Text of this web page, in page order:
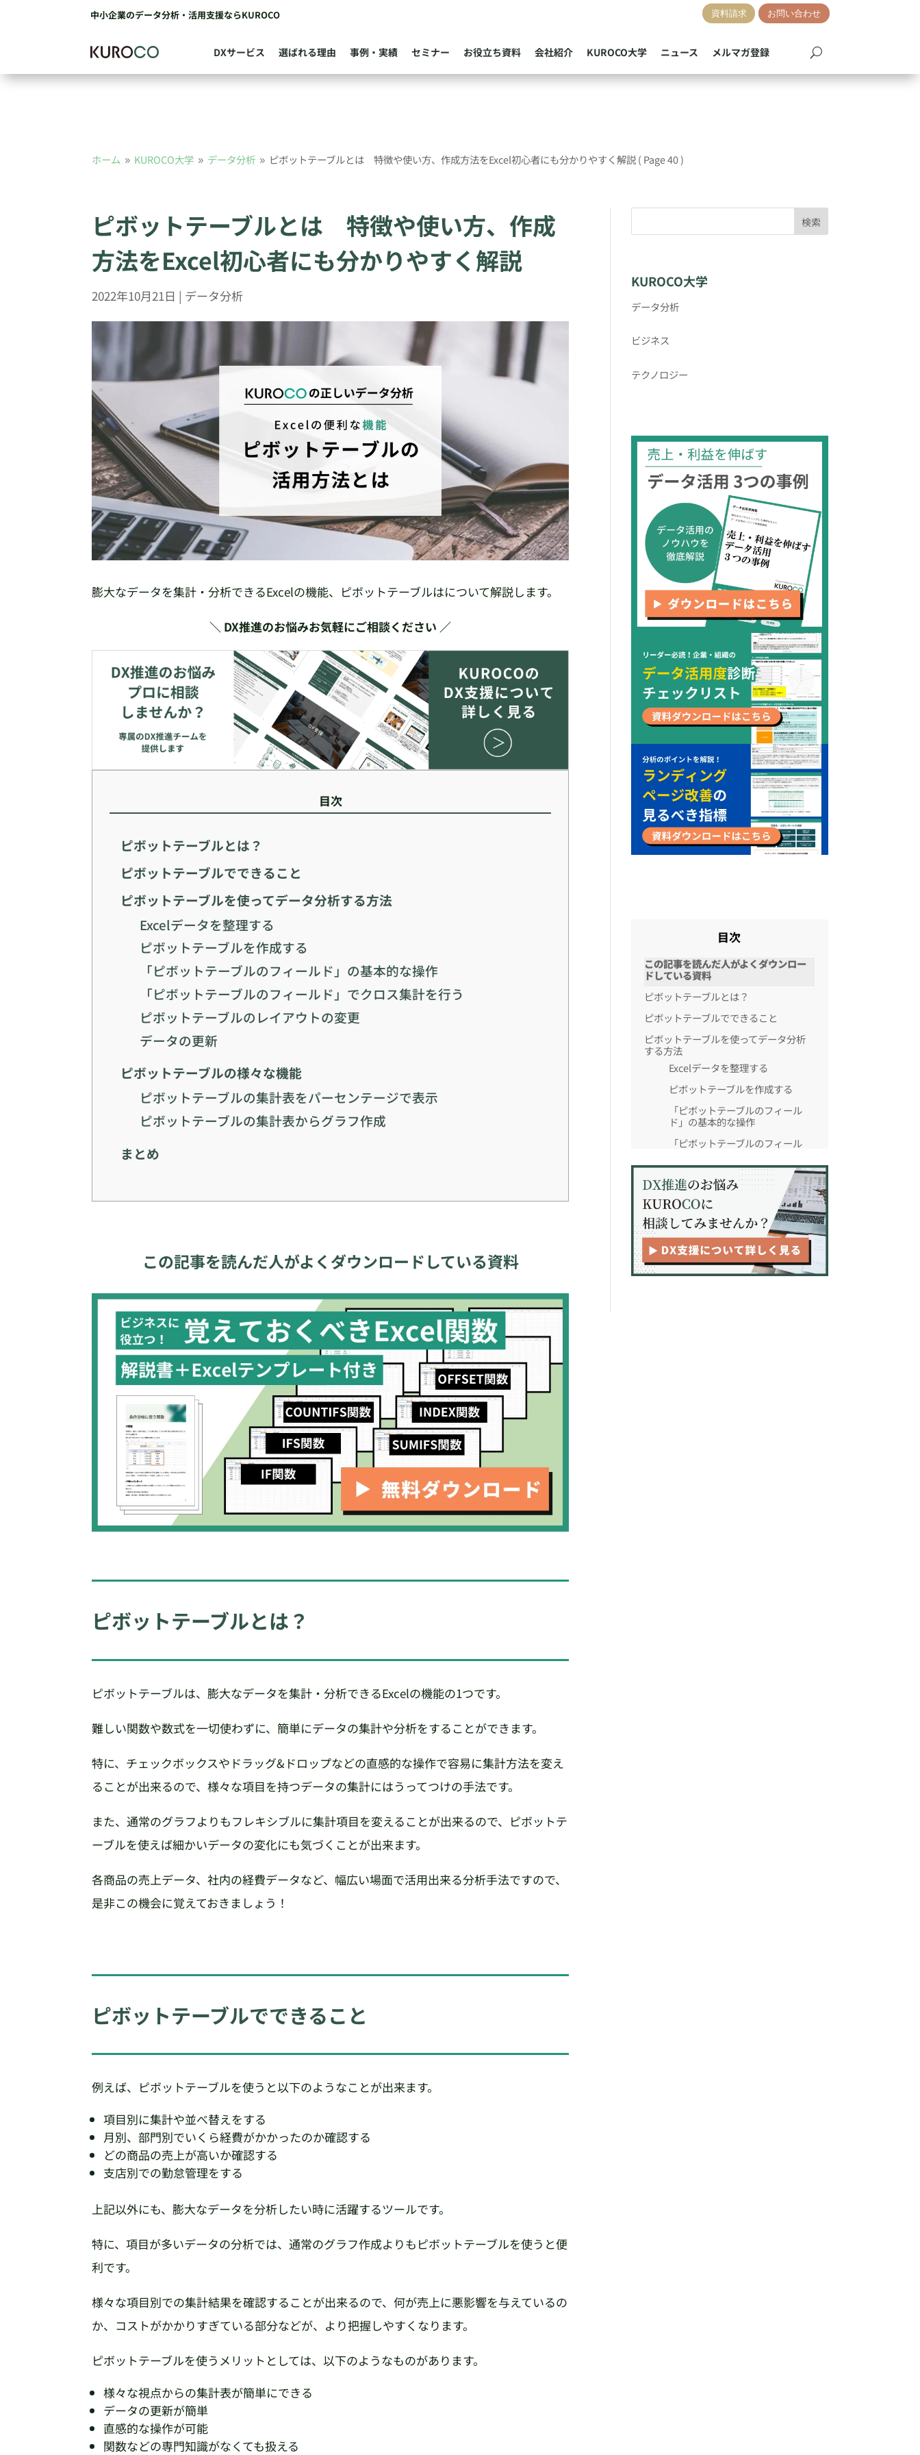
中小企業のデータ分析・活用支援ならKUROCO 資料請求 お問い合わせ
DXサービス 選ばれる理由 事例・実績 セミナー お役立ち資料 会社紹介 KUROCO大学 ニュース メルマガ登録
ホーム 9 KUROCO大学 9 データ分析 9 ピボットテーブルとは 特徴や使い方、作成方法をExcel初心者にも分かりやすく解説( Page 40 )
ピボットテーブルとは 特徴や使い方、作成
方法をExcel初心者にも分かりやすく解説
2022年10月21日 | データ分析
膨大なデータを集計・分析できるExcelの機能、ピボットテーブルはについて解説します。
＼ DX推進のお悩みお気軽にご相談ください ／
目次
ピボットテーブルとは？
ピボットテーブルでできること
ピボットテーブルを使ってデータ分析する方法
Excelデータを整理する
ピボットテーブルを作成する
「ピボットテーブルのフィールド」の基本的な操作
「ピボットテーブルのフィールド」でクロス集計を行う
ピボットテーブルのレイアウトの変更
データの更新
ピボットテーブルの様々な機能
ピボットテーブルの集計表をパーセンテージで表示
ピボットテーブルの集計表からグラフ作成
まとめ
この記事を読んだ人がよくダウンロードしている資料
ピボットテーブルとは？
ピボットテーブルは、膨大なデータを集計・分析できるExcelの機能の1つです。
難しい関数や数式を一切使わずに、簡単にデータの集計や分析をすることができます。
特に、チェックボックスやドラッグ&ドロップなどの直感的な操作で容易に集計方法を変え
ることが出来るので、様々な項目を持つデータの集計にはうってつけの手法です。
また、通常のグラフよりもフレキシブルに集計項目を変えることが出来るので、ピボットテ
ーブルを使えば細かいデータの変化にも気づくことが出来ます。
各商品の売上データ、社内の経費データなど、幅広い場面で活用出来る分析手法ですので、
是非この機会に覚えておきましょう！
ピボットテーブルでできること
例えば、ピボットテーブルを使うと以下のようなことが出来ます。
項目別に集計や並べ替えをする
月別、部門別でいくら経費がかかったのか確認する
どの商品の売上が高いか確認する
支店別での勤怠管理をする
上記以外にも、膨大なデータを分析したい時に活躍するツールです。
特に、項目が多いデータの分析では、通常のグラフ作成よりもピボットテーブルを使うと便
利です。
様々な項目別での集計結果を確認することが出来るので、何が売上に悪影響を与えているの
か、コストがかかりすぎている部分などが、より把握しやすくなります。
ピボットテーブルを使うメリットとしては、以下のようなものがあります。
様々な視点からの集計表が簡単にできる
データの更新が簡単
直感的な操作が可能
関数などの専門知識がなくても扱える
検索
KUROCO大学
データ分析
ビジネス
テクノロジー
目次
この記事を読んだ人がよくダウンロー
ドしている資料
ピボットテーブルとは？
ピボットテーブルでできること
ピボットテーブルを使ってデータ分析
する方法
Excelデータを整理する
ピボットテーブルを作成する
「ピボットテーブルのフィール
ド」の基本的な操作
「ピボットテーブルのフィール
ピボットテーブルのレイアウトの
変更
データの更新
ピボットテーブルの様々な機能
ピボットテーブルの集計表をパー
センテージで表示